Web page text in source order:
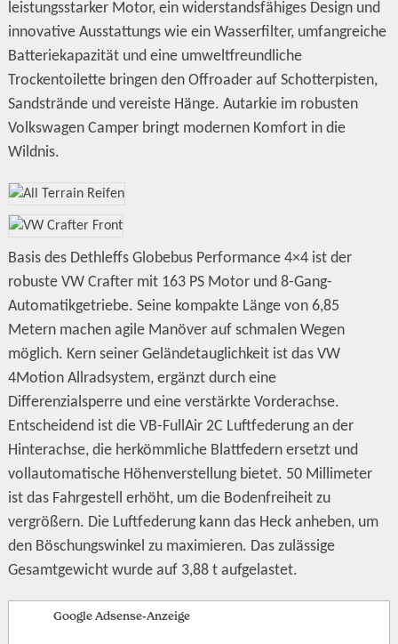
leistungsstarker Motor, ein widerstandsfähiges Design und
innovative Ausstattungs wie ein Wasserfilter, umfangreiche
Batteriekapazität und eine umweltfreundliche
Trockentoilette bringen den Offroader auf Schotterpisten,
Sandstrände und vereiste Hänge. Autarkie im robusten
Volkswagen Camper bringt modernen Komfort in die
Wildnis.
Basis des Dethleffs Globebus Performance 4×4 ist der
robuste VW Crafter mit 163 PS Motor und 8-Gang-
Automatikgetriebe. Seine kompakte Länge von 6,85
Metern machen agile Manöver auf schmalen Wegen
möglich. Kern seiner Geländetauglichkeit ist das VW
4Motion Allradsystem, ergänzt durch eine
Differenzialsperre und eine verstärkte Vorderachse.
Entscheidend ist die VB-FullAir 2C Luftfederung an der
Hinterachse, die herkömmliche Blattfedern ersetzt und
vollautomatische Höhenverstellung bietet. 50 Millimeter
ist das Fahrgestell erhöht, um die Bodenfreiheit zu
vergrößern. Die Luftfederung kann das Heck anheben, um
den Böschungswinkel zu maximieren. Das zulässige
Gesamtgewicht wurde auf 3,88 t aufgelastet.
Google Adsense-Anzeige